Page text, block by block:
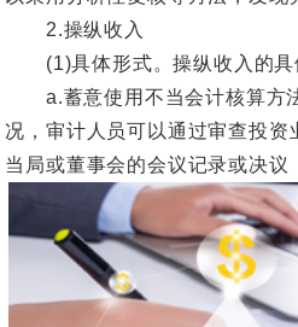
2.操纵收入
(1)具体形式。操纵收入的具
a.蓄意使用不当会计核算方
况，审计人员可以通过审查投资
当局或董事会的会议记录或决议